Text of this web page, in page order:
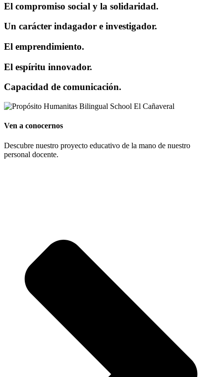
El compromiso social y la solidaridad.
Un carácter indagador e investigador.
El emprendimiento.
El espíritu innovador.
Capacidad de comunicación.
Ven a conocernos
Descubre nuestro proyecto educativo de la mano de nuestro
personal docente.